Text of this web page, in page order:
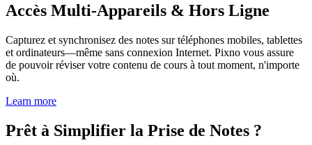
Accès Multi-Appareils & Hors Ligne
Capturez et synchronisez des notes sur téléphones mobiles, tablettes
et ordinateurs—même sans connexion Internet. Pixno vous assure
de pouvoir réviser votre contenu de cours à tout moment, n'importe
où.
Learn more
Prêt à Simplifier la Prise de Notes ?